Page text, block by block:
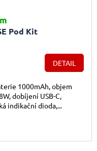
Pod Kit
DETAIL
1000mAh, objem
dobíjení USB-C,
indikační dioda,...